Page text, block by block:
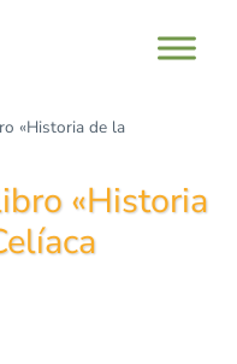
«Historia de la
«Historia